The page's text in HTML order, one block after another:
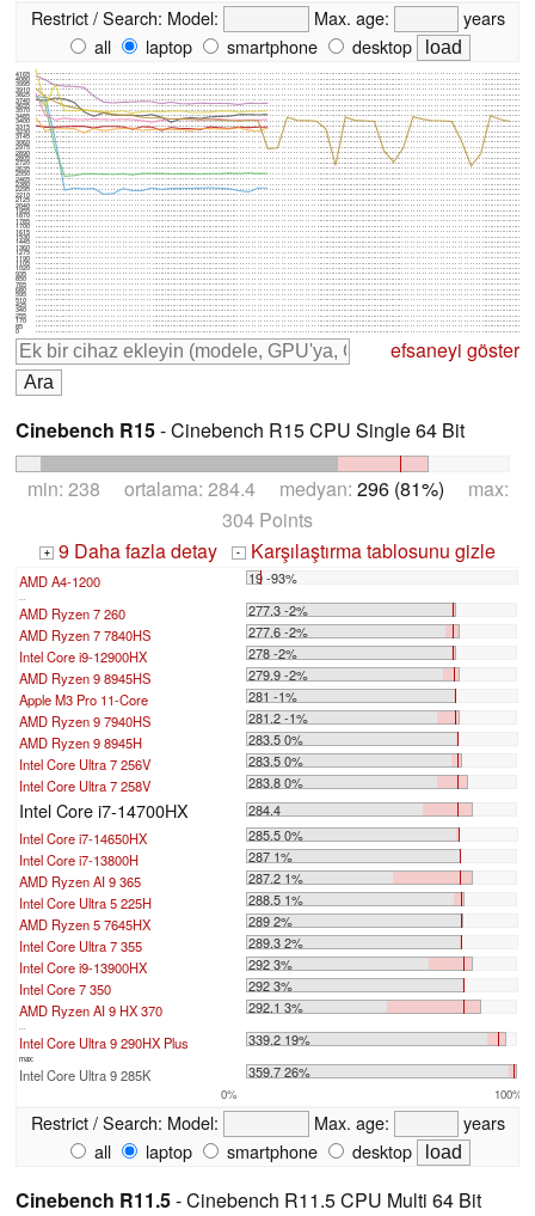
Restrict / Search: Model: Max. age:
years
all
laptop smartphone desktop
0
85
170
255
340
425
510
595
680
765
850
935
1020
1105
1190
1275
1360
1445
1530
1615
1700
1785
1870
1955
2040
2125
2210
2295
2380
2465
2550
2635
2720
2805
2890
2975
3060
3145
3230
3315
3400
3485
3570
3655
3740
3825
3910
3995
4080
4165
efsaneyi göster
Cinebench R15- Cinebench R15 CPU Single 64 Bit
min: 238 ortalama: 284.4 medyan: 296 (81%) max:
304 Points
+ 9 Daha fazla detay - Karşılaştırma tablosunu gizle
AMD A4-1200 19 -93%
...
AMD Ryzen 7 260
277.3 -2%
AMD Ryzen 7 7840HS
277.6 -2%
Intel Core i9-12900HX
278 -2%
AMD Ryzen 9 8945HS
279.9 -2%
Apple M3 Pro 11-Core
281 -1%
AMD Ryzen 9 7940HS
281.2 -1%
AMD Ryzen 9 8945H
283.5 0%
Intel Core Ultra 7 256V
283.5 0%
Intel Core Ultra 7 258V
283.8 0%
Intel Core i7-14700HX
284.4
Intel Core i7-14650HX
285.5 0%
Intel Core i7-13800H
287 1%
AMD Ryzen AI 9 365
287.2 1%
Intel Core Ultra 5 225H
288.5 1%
AMD Ryzen 5 7645HX
289 2%
Intel Core Ultra 7 355
289.3 2%
Intel Core i9-13900HX
292 3%
Intel Core 7 350
292 3%
AMD Ryzen AI 9 HX 370
292.1 3%
...
Intel Core Ultra 9 290HX Plus 339.2 19%
max:
Intel Core Ultra 9 285K 359.7 26%
0% 100%
Restrict / Search: Model: Max. age:
years
all
laptop smartphone desktop
Cinebench R11.5- Cinebench R11.5 CPU Multi 64 Bit